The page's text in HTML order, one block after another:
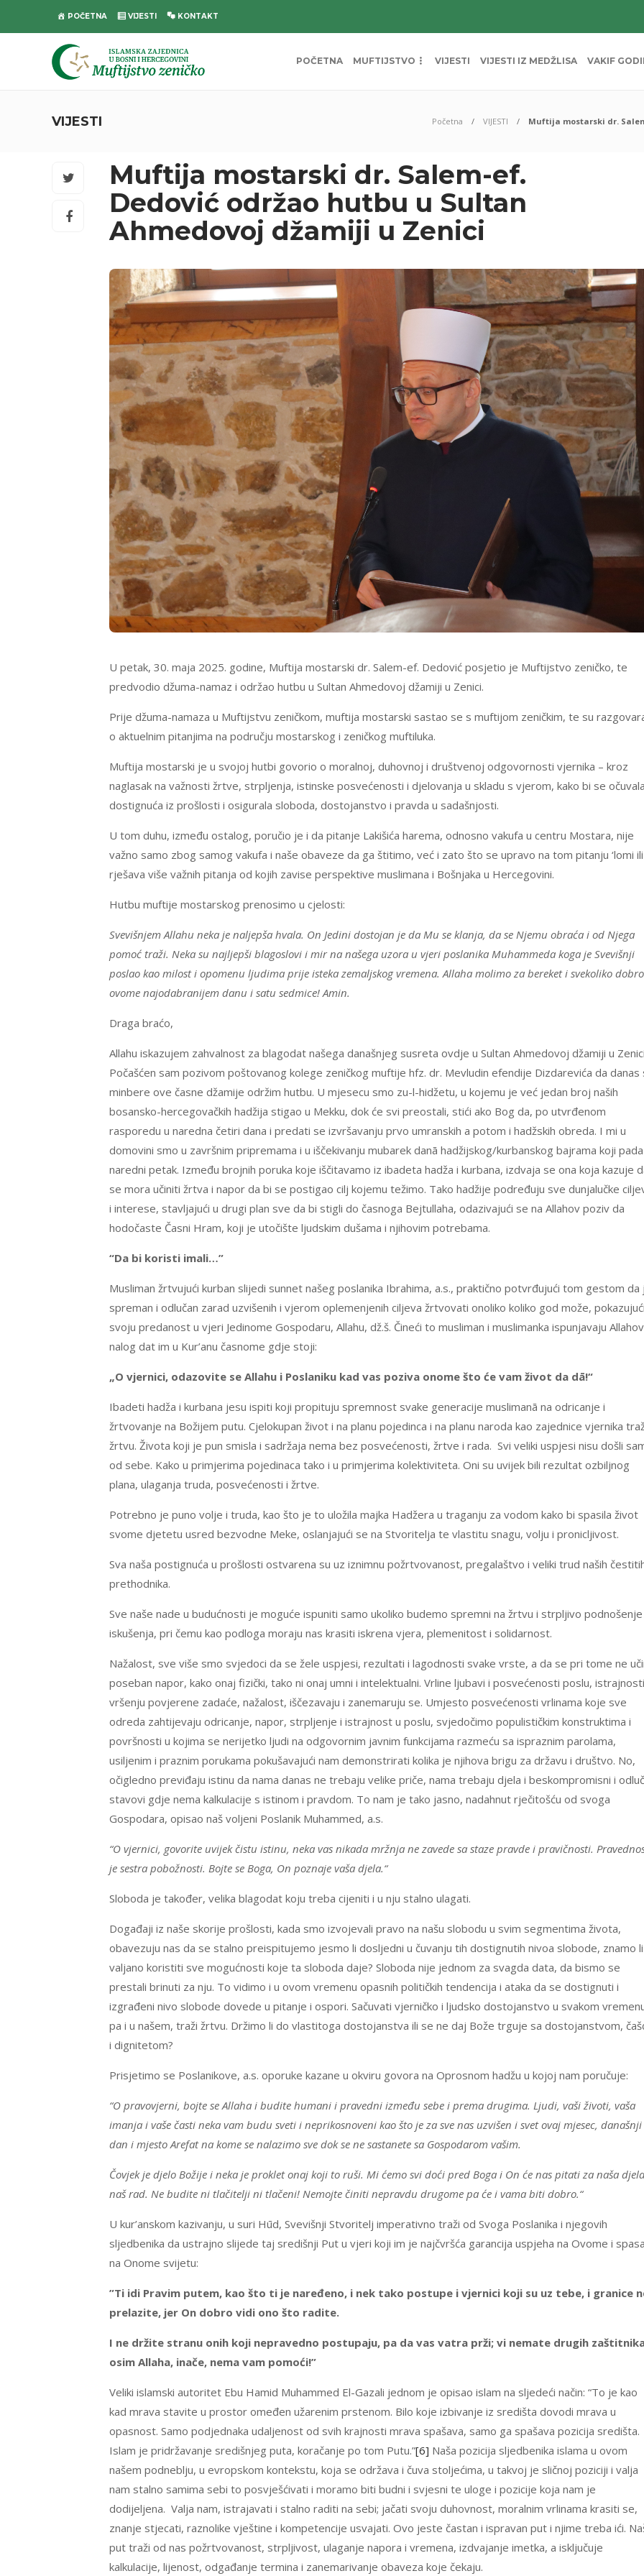
POČETNA VIJESTI KONTAKT
POČETNA MUFTIJSTVO VIJESTI VIJESTI IZ MEDŽLISA VAKIF
VIJESTI Početna VIJESTI Muftija mostarski dr.
Muftija mostarski dr. Salem-ef.
Dedović održao hutbu u Sultan
Ahmedovoj džamiji u Zenici
U petak, 30. maja 2025. godine, Muftija mostarski dr. Salem-ef. Dedović posjetio je Muftijstvo zeničko, te
predvodio džuma-namaz i održao hutbu u Sultan Ahmedovoj džamiji u Zenici.
Prije džuma-namaza u Muftijstvu zeničkom, muftija mostarski sastao se s muftijom zeničkim, te su
o aktuelnim pitanjima na području mostarskog i zeničkog muftiluka.
Muftija mostarski je u svojoj hutbi govorio o moralnoj, duhovnoj i društvenoj odgovornosti vjernika – kroz
naglasak na važnosti žrtve, strpljenja, istinske posvećenosti i djelovanja u skladu s vjerom, kako bi se očuvala
dostignuća iz prošlosti i osigurala sloboda, dostojanstvo i pravda u sadašnjosti.
U tom duhu, između ostalog, poručio je i da pitanje Lakišića harema, odnosno vakufa u centru Mostara, nije
važno samo zbog samog vakufa i naše obaveze da ga štitimo, već i zato što se upravo na tom pitanju ‘lomi ili
rješava više važnih pitanja od kojih zavise perspektive muslimana i Bošnjaka u Hercegovini.
Hutbu muftije mostarskog prenosimo u cjelosti:
Svevišnjem Allahu neka je naljepša hvala. On Jedini dostojan je da Mu se klanja, da se Njemu obraća i od Njega
pomoć traži. Neka su najljepši blagoslovi i mir na našega uzora u vjeri poslanika Muhammeda koga je Svevišnji
poslao kao milost i opomenu ljudima prije isteka zemaljskog vremena. Allaha molimo za bereket i svekoliko
ovome najodabranijem danu i satu sedmice! Amin.
Draga braćo,
Allahu iskazujem zahvalnost za blagodat našega današnjeg susreta ovdje u Sultan Ahmedovoj džamiji u
Počašćen sam pozivom poštovanog kolege zeničkog muftije hfz. dr. Mevludin efendije Dizdarevića da danas
minbere ove časne džamije održim hutbu. U mjesecu smo zu-l-hidžetu, u kojemu je već jedan broj naših
bosansko-hercegovačkih hadžija stigao u Mekku, dok će svi preostali, stići ako Bog da, po utvrđenom
rasporedu u naredna četiri dana i predati se izvršavanju prvo umranskih a potom i hadžskih obreda. I mi u
domovini smo u završnim pripremama i u iščekivanju mubarek danā hadžijskog/kurbanskog bajrama koji
naredni petak. Između brojnih poruka koje iščitavamo iz ibadeta hadža i kurbana, izdvaja se ona koja kazuje
se mora učiniti žrtva i napor da bi se postigao cilj kojemu težimo. Tako hadžije podređuju sve dunjalučke
i interese, stavljajući u drugi plan sve da bi stigli do časnoga Bejtullaha, odazivajući se na Allahov poziv da
hodočaste Časni Hram, koji je utočište ljudskim dušama i njihovim potrebama.
“Da bi koristi imali…”
Musliman žrtvujući kurban slijedi sunnet našeg poslanika Ibrahima, a.s., praktično potvrđujući tom gestom da
spreman i odlučan zarad uzvišenih i vjerom oplemenjenih ciljeva žrtvovati onoliko koliko god može, pokazujući
svoju predanost u vjeri Jedinome Gospodaru, Allahu, dž.š. Čineći to musliman i muslimanka ispunjavaju Allahov
nalog dat im u Kur’anu časnome gdje stoji:
„O vjernici, odazovite se Allahu i Poslaniku kad vas poziva onome što će vam život da dā!“
Ibadeti hadža i kurbana jesu ispiti koji propituju spremnost svake generacije muslimanā na odricanje i
žrtvovanje na Božijem putu. Cjelokupan život i na planu pojedinca i na planu naroda kao zajednice vjernika
žrtvu. Života koji je pun smisla i sadržaja nema bez posvećenosti, žrtve i rada. Svi veliki uspjesi nisu došli
od sebe. Kako u primjerima pojedinaca tako i u primjerima kolektiviteta. Oni su uvijek bili rezultat ozbiljnog
plana, ulaganja truda, posvećenosti i žrtve.
Potrebno je puno volje i truda, kao što je to uložila majka Hadžera u traganju za vodom kako bi spasila život
svome djetetu usred bezvodne Meke, oslanjajući se na Stvoritelja te vlastitu snagu, volju i pronicljivost.
Sva naša postignuća u prošlosti ostvarena su uz iznimnu požrtvovanost, pregalaštvo i veliki trud naših
prethodnika.
Sve naše nade u budućnosti je moguće ispuniti samo ukoliko budemo spremni na žrtvu i strpljivo podnošenje
iskušenja, pri čemu kao podloga moraju nas krasiti iskrena vjera, plemenitost i solidarnost.
Nažalost, sve više smo svjedoci da se žele uspjesi, rezultati i lagodnosti svake vrste, a da se pri tome ne
poseban napor, kako onaj fizički, tako ni onaj umni i intelektualni. Vrline ljubavi i posvećenosti poslu,
vršenju povjerene zadaće, nažalost, iščezavaju i zanemaruju se. Umjesto posvećenosti vrlinama koje sve
odreda zahtijevaju odricanje, napor, strpljenje i istrajnost u poslu, svjedočimo populističkim konstruktima i
površnosti u kojima se nerijetko ljudi na odgovornim javnim funkcijama razmeću sa ispraznim parolama,
usiljenim i praznim porukama pokušavajući nam demonstrirati kolika je njihova brigu za državu i društvo. No,
očigledno previđaju istinu da nama danas ne trebaju velike priče, nama trebaju djela i beskompromisni i
stavovi gdje nema kalkulacije s istinom i pravdom. To nam je tako jasno, nadahnut rječitošću od svoga
Gospodara, opisao naš voljeni Poslanik Muhammed, a.s.
“O vjernici, govorite uvijek čistu istinu, neka vas nikada mržnja ne zavede sa staze pravde i pravičnosti.
je sestra pobožnosti. Bojte se Boga, On poznaje vaša djela.“
Sloboda je također, velika blagodat koju treba cijeniti i u nju stalno ulagati.
Događaji iz naše skorije prošlosti, kada smo izvojevali pravo na našu slobodu u svim segmentima života,
obavezuju nas da se stalno preispitujemo jesmo li dosljedni u čuvanju tih dostignutih nivoa slobode, znamo li
valjano koristiti sve mogućnosti koje ta sloboda daje? Sloboda nije jednom za svagda data, da bismo se
prestali brinuti za nju. To vidimo i u ovom vremenu opasnih političkih tendencija i ataka da se dostignuti i
izgrađeni nivo slobode dovede u pitanje i ospori. Sačuvati vjerničko i ljudsko dostojanstvo u svakom
pa i u našem, traži žrtvu. Držimo li do vlastitoga dostojanstva ili se ne daj Bože trguje sa dostojanstvom,
i dignitetom?
Prisjetimo se Poslanikove, a.s. oporuke kazane u okviru govora na Oprosnom hadžu u kojoj nam poručuje:
“O pravovjerni, bojte se Allaha i budite humani i pravedni između sebe i prema drugima. Ljudi, vaši životi, vaša
imanja i vaše časti neka vam budu sveti i neprikosnoveni kao što je za sve nas uzvišen i svet ovaj mjesec, današnji
dan i mjesto Arefat na kome se nalazimo sve dok se ne sastanete sa Gospodarom vašim.
Čovjek je djelo Božije i neka je proklet onaj koji to ruši. Mi ćemo svi doći pred Boga i On će nas pitati za naša
naš rad. Ne budite ni tlačitelji ni tlačeni! Nemojte činiti nepravdu drugome pa će i vama biti dobro.“
U kur’anskom kazivanju, u suri Hūd, Svevišnji Stvoritelj imperativno traži od Svoga Poslanika i njegovih
sljedbenika da ustrajno slijede taj središnji Put u vjeri koji im je najčvršća garancija uspjeha na Ovome i spasa
na Onome svijetu:
”Ti idi Pravim putem, kao što ti je naređeno, i nek tako postupe i vjernici koji su uz tebe, i granice
prelazite, jer On dobro vidi ono što radite.
I ne držite stranu onih koji nepravedno postupaju, pa da vas vatra prži; vi nemate drugih
osim Allaha, inače, nema vam pomoći!”
Veliki islamski autoritet Ebu Hamid Muhammed El-Gazali jednom je opisao islam na sljedeći način: “To je kao
kad mrava stavite u prostor omeđen užarenim prstenom. Bilo koje izbivanje iz središta dovodi mrava u
opasnost. Samo podjednaka udaljenost od svih krajnosti mrava spašava, samo ga spašava pozicija središta.
Islam je pridržavanje središnjeg puta, koračanje po tom Putu.”[6] Naša pozicija sljedbenika islama u ovom
našem podneblju, u evropskom kontekstu, koja se održava i čuva stoljećima, u takvoj je sličnoj poziciji i valja
nam stalno samima sebi to posvješćivati i moramo biti budni i svjesni te uloge i pozicije koja nam je
dodijeljena. Valja nam, istrajavati i stalno raditi na sebi; jačati svoju duhovnost, moralnim vrlinama krasiti se,
znanje stjecati, raznolike vještine i kompetencije usvajati. Ovo jeste častan i ispravan put i njime treba ići.
put traži od nas požrtvovanost, strpljivost, ulaganje napora i vremena, izdvajanje imetka, a isključuje
kalkulacije, lijenost, odgađanje termina i zanemarivanje obaveza koje čekaju.